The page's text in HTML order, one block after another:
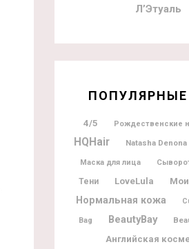
Л’Этуаль
ПОПУЛЯРНЫЕ
4/5 Рождественские
HQHair Natasha Denona
Маска для лица
Тени LoveLula
Нормальная кожа
Bag BeautyBay
Английская